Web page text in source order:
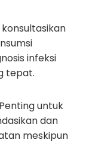
konsultasikan
infeksi
tepat.
untuk
dan
meskipun